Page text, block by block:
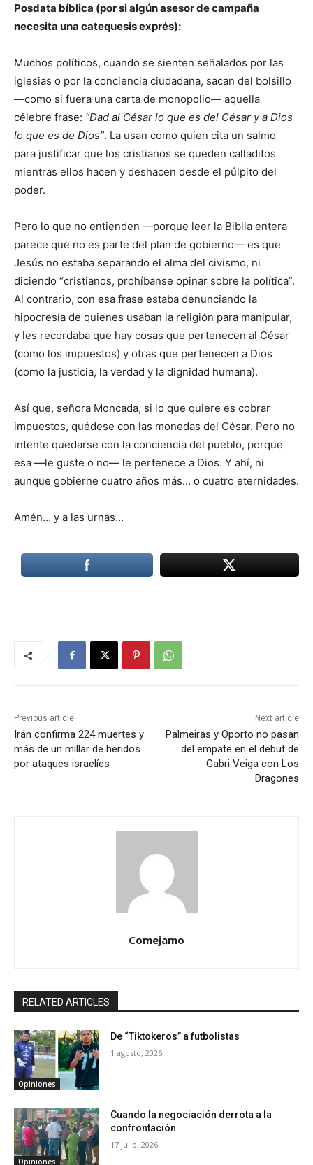
Posdata bíblica (por si algún asesor de campaña
necesita una catequesis exprés):
Muchos políticos, cuando se sienten señalados por las
iglesias o por la conciencia ciudadana, sacan del bolsillo
—como si fuera una carta de monopolio— aquella
célebre frase: “Dad al César lo que es del César y a Dios
lo que es de Dios”. La usan como quien cita un salmo
para justificar que los cristianos se queden calladitos
mientras ellos hacen y deshacen desde el púlpito del
poder.
Pero lo que no entienden —porque leer la Biblia entera
parece que no es parte del plan de gobierno— es que
Jesús no estaba separando el alma del civismo, ni
diciendo “cristianos, prohíbanse opinar sobre la política”.
Al contrario, con esa frase estaba denunciando la
hipocresía de quienes usaban la religión para manipular,
y les recordaba que hay cosas que pertenecen al César
(como los impuestos) y otras que pertenecen a Dios
(como la justicia, la verdad y la dignidad humana).
Así que, señora Moncada, si lo que quiere es cobrar
impuestos, quédese con las monedas del César. Pero no
intente quedarse con la conciencia del pueblo, porque
esa —le guste o no— le pertenece a Dios. Y ahí, ni
aunque gobierne cuatro años más… o cuatro eternidades.
Amén… y a las urnas…
Previous article
Irán confirma 224 muertes y
más de un millar de heridos
por ataques israelíes
Next article
Palmeiras y Oporto no pasan
del empate en el debut de
Gabri Veiga con Los
Dragones
Comejamo
RELATED ARTICLES
Opiniones
De “Tiktokeros” a futbolistas
1 agosto, 2026
Opiniones
Cuando la negociación derrota a la
confrontación
17 julio, 2026